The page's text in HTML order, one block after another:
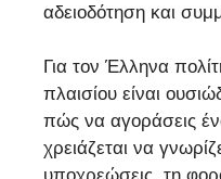
αδειοδότηση και
Για τον Έλληνα
πλαισίου είναι
πώς να αγοράσεις
χρειάζεται να